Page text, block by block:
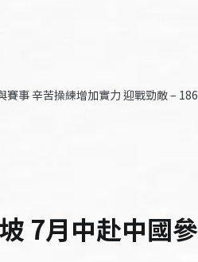
事 辛苦操練增加實力 迎戰勁敵 –
7月中赴中國